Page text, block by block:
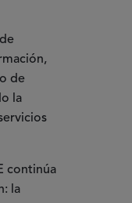
de
la
continúa
la